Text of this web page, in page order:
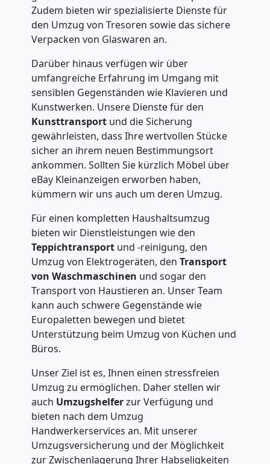
Zudem bieten wir spezialisierte Dienste für
den Umzug von Tresoren sowie das sichere
Verpacken von Glaswaren an.
Darüber hinaus verfügen wir über
umfangreiche Erfahrung im Umgang mit
sensiblen Gegenständen wie Klavieren und
Kunstwerken. Unsere Dienste für den
Kunsttransport und die Sicherung
gewährleisten, dass Ihre wertvollen Stücke
sicher an ihrem neuen Bestimmungsort
ankommen. Sollten Sie kürzlich Möbel über
eBay Kleinanzeigen erworben haben,
kümmern wir uns auch um deren Umzug.
Für einen kompletten Haushaltsumzug
bieten wir Dienstleistungen wie den
Teppichtransport und -reinigung, den
Umzug von Elektrogeräten, den Transport
von Waschmaschinen und sogar den
Transport von Haustieren an. Unser Team
kann auch schwere Gegenstände wie
Europaletten bewegen und bietet
Unterstützung beim Umzug von Küchen und
Büros.
Unser Ziel ist es, Ihnen einen stressfreien
Umzug zu ermöglichen. Daher stellen wir
auch Umzugshelferzur Verfügung und
bieten nach dem Umzug
Handwerkerservices an. Mit unserer
Umzugsversicherung und der Möglichkeit
zur Zwischenlagerung Ihrer Habseligkeiten